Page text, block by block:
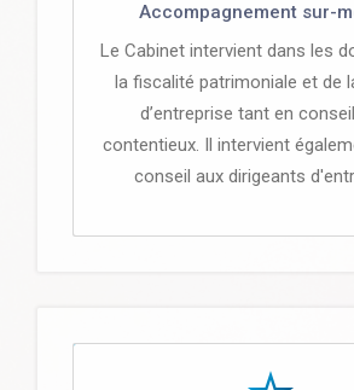
Accompagnement sur-
Le Cabinet intervient dans les
la fiscalité patrimoniale et de
d’entreprise tant en conseil
contentieux. Il intervient
conseil aux dirigeants